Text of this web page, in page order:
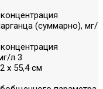
(суммарно), мг/
л 3
x 55,4 см